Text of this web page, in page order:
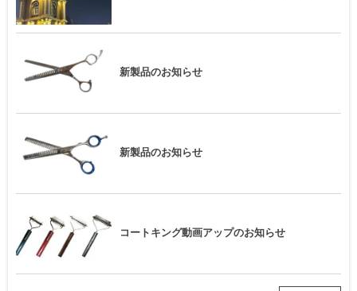
新製品のお知らせ
新製品のお知らせ
コートキング動画アップのお知らせ